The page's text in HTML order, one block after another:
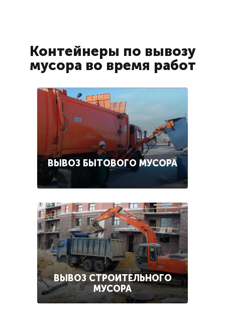
Контейнеры по вывозу
мусора во время работ
ВЫВОЗ БЫТОВОГО МУСОРА
ВЫВОЗ СТРОИТЕЛЬНОГО
МУСОРА